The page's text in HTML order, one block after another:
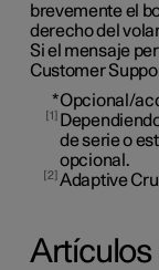
brevemente el
derecho del
Si el mensaje
Customer
*Opcional/
1
de serie o
opcional.
2 Adaptive
Artículos